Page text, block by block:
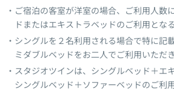
ご宿泊の客室が洋室の場合、ご利用人数
ドまたはエキストラベッドのご利用とな
シングルを２名利用される場合で特に記
ミダブルベッドをお二人でご利用いただき
スタジオツインは、シングルベッド＋エ
シングルベッド＋ソファーベッドのご利